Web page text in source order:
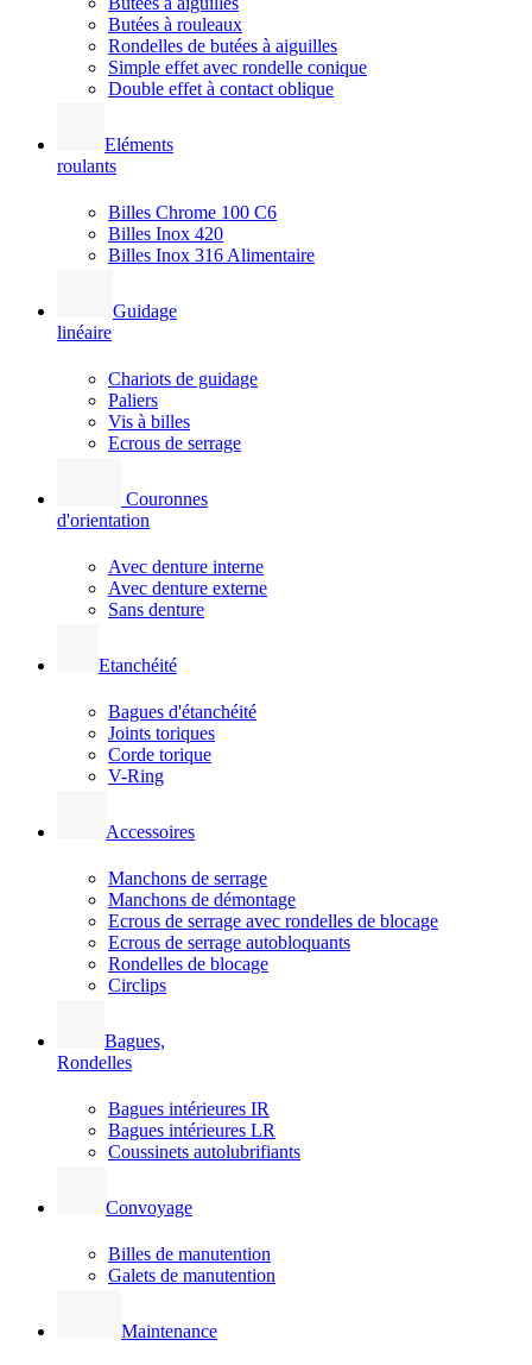
Butées à rouleaux
Rondelles de butées à aiguilles
Simple effet avec rondelle conique
Double effet à contact oblique
Eléments
roulants
Billes Chrome 100 C6
Billes Inox 420
Billes Inox 316 Alimentaire
Guidage
linéaire
Chariots de guidage
Paliers
Vis à billes
Ecrous de serrage
Couronnes
d'orientation
Avec denture interne
Avec denture externe
Sans denture
Etanchéité
Bagues d'étanchéité
Joints toriques
Corde torique
V-Ring
Accessoires
Manchons de serrage
Manchons de démontage
Ecrous de serrage avec rondelles de blocage
Ecrous de serrage autobloquants
Rondelles de blocage
Circlips
Bagues,
Rondelles
Bagues intérieures IR
Bagues intérieures LR
Coussinets autolubrifiants
Convoyage
Billes de manutention
Galets de manutention
Maintenance